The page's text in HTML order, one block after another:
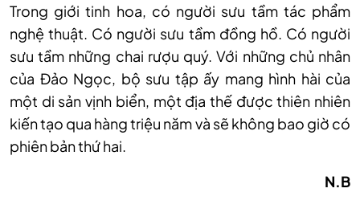
Trong giới tinh hoa, có người sưu tầm tác phẩm
nghệ thuật. Có người sưu tầm đồng hồ. Có người
sưu tầm những chai rượu quý. Với những chủ nhân
của Đảo Ngọc, bộ sưu tập ấy mang hình hài của
một di sản vịnh biển, một địa thế được thiên nhiên
kiến tạo qua hàng triệu năm và sẽ không bao giờ có
phiên bản thứ hai.
N.B